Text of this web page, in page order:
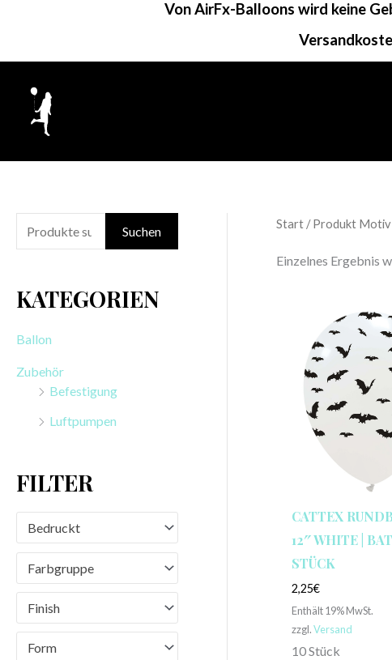
springen
Von AirFx-Balloons wird keine
u
h
n
Suchen
KATEGORIEN
Ballon
Zubehör
Befestigung
Luftpumpen
FILTER
Bedruckt
Farbgruppe
Finish
Form
Start/ Produkt Motiv
Einzelnes Ergebnis
CATTEX
12″ WHITE |
STÜCK
2,25€
Enthält 19% MwSt.
zzgl.Versand
10 Stück